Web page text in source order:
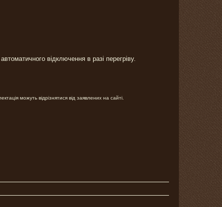
відключення в разі перегріву.
можуть відрізнятися від заявлених на сайті.